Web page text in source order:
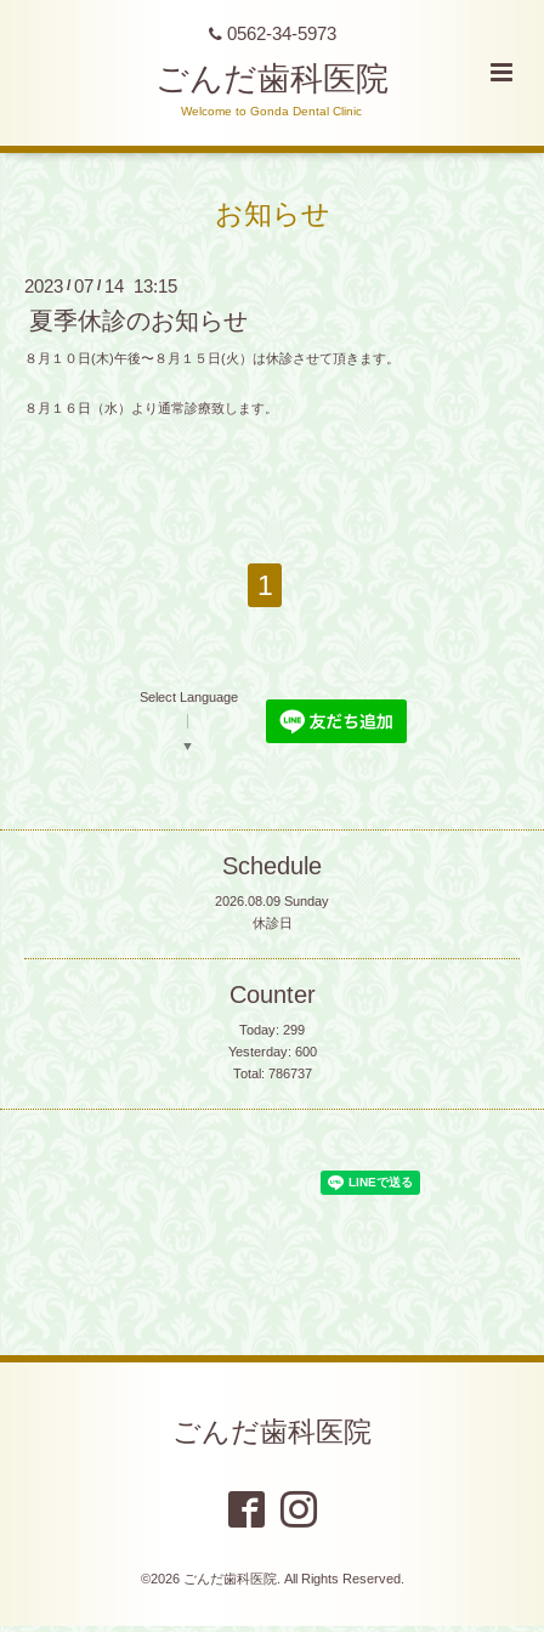
0562-34-5973
ごんだ歯科医院
Welcome to Gonda Dental Clinic
お知らせ
2023 /07 / 14 13:15
夏季休診のお知らせ
８月１０日(木)午後〜８月１５日(火）は休診させて頂きます。
８月１６日（水）より通常診療致します。
1
Select Language
▼
Schedule
2026.08.09 Sunday
休診日
Counter
Today: 299
Yesterday: 600
Total: 786737
ごんだ歯科医院
©2026 ごんだ歯科医院. All Rights Reserved.